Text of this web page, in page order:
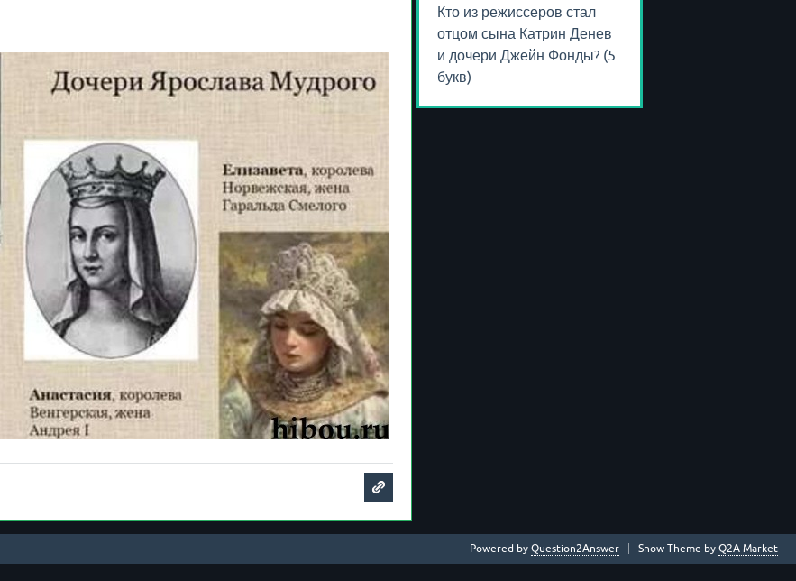
Кто из режиссеров стал
отцом сына Катрин Денев
и дочери Джейн Фонды? (5
букв)
Snow Theme by Q2A Market
Powered by Question2Answer